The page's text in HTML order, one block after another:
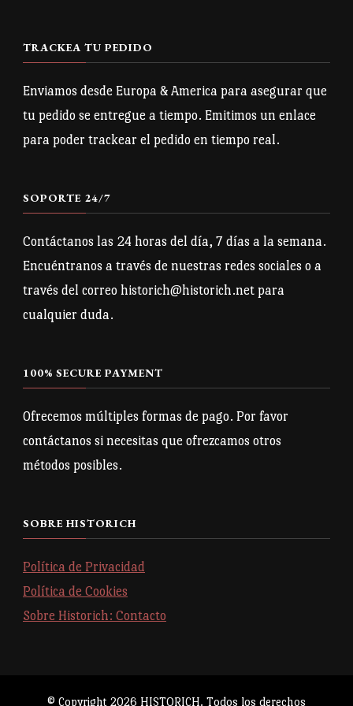
se
elegir
en
la
de
producto
TRACKEA TU PEDIDO
Enviamos desde Europa & America para asegurar que
tu pedido se entregue a tiempo. Emitimos un enlace
para poder trackear el pedido en tiempo real.
SOPORTE 24/7
Contáctanos las 24 horas del día, 7 días a la semana.
Encuéntranos a través de nuestras redes sociales o a
través del correo historich@historich.net para
cualquier duda.
100% SECURE PAYMENT
Ofrecemos múltiples formas de pago. Por favor
contáctanos si necesitas que ofrezcamos otros
métodos posibles.
SOBRE HISTORICH
Política de Privacidad
Política de Cookies
Sobre Historich: Contacto
© Copyright 2026 HISTORICH. Todos los derechos